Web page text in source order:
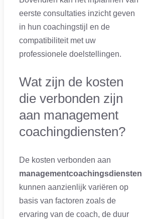
eerste consultaties inzicht geven
in hun coachingstijl en de
compatibiliteit met uw
professionele doelstellingen.
Wat zijn de kosten
die verbonden zijn
aan management
coachingdiensten?
De kosten verbonden aan
managementcoachingsdiensten
kunnen aanzienlijk variëren op
basis van factoren zoals de
ervaring van de coach, de duur